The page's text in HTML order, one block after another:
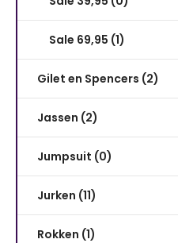
Sale 69,95 (1)
Gilet en Spencers (2)
Jassen (2)
Jumpsuit (0)
Jurken (11)
Rokken (1)